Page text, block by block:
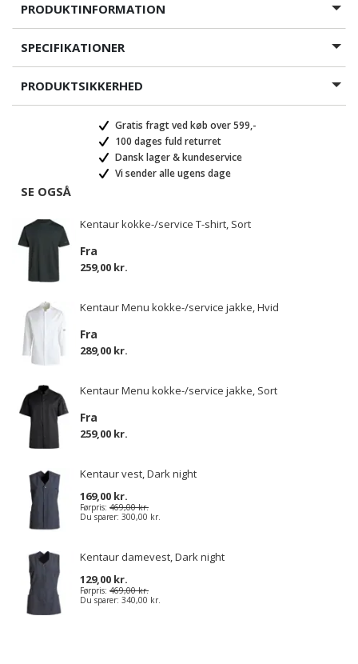
PRODUKTINFORMATION
SPECIFIKATIONER
PRODUKTSIKKERHED
Gratis fragt ved køb over 599,-
100 dages fuld returret
Dansk lager & kundeservice
Vi sender alle ugens dage
SE OGSÅ
Kentaur kokke-/service T-shirt, Sort
Fra
259,00 kr.
Kentaur Menu kokke-/service jakke, Hvid
Fra
289,00 kr.
Kentaur Menu kokke-/service jakke, Sort
Fra
259,00 kr.
Kentaur vest, Dark night
169,00 kr.
Førpris: 469,00 kr.
Du sparer: 300,00 kr.
Kentaur damevest, Dark night
129,00 kr.
Førpris: 469,00 kr.
Du sparer: 340,00 kr.